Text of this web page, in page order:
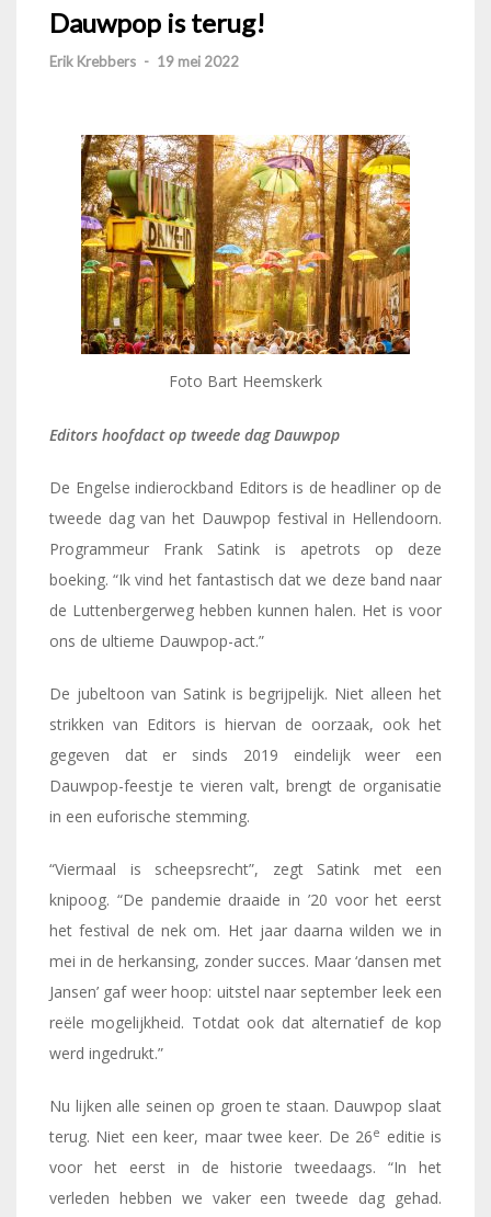
Dauwpop is terug!
Erik Krebbers - 19 mei 2022
Foto Bart Heemskerk
Editors hoofdact op tweede dag Dauwpop
De Engelse indierockband Editors is de headliner op de
tweede dag van het Dauwpop festival in Hellendoorn.
Programmeur Frank Satink is apetrots op deze
boeking. “Ik vind het fantastisch dat we deze band naar
de Luttenbergerweg hebben kunnen halen. Het is voor
ons de ultieme Dauwpop-act.”
De jubeltoon van Satink is begrijpelijk. Niet alleen het
strikken van Editors is hiervan de oorzaak, ook het
gegeven dat er sinds 2019 eindelijk weer een
Dauwpop-feestje te vieren valt, brengt de organisatie
in een euforische stemming.
“Viermaal is scheepsrecht”, zegt Satink met een
knipoog. “De pandemie draaide in ’20 voor het eerst
het festival de nek om. Het jaar daarna wilden we in
mei in de herkansing, zonder succes. Maar ‘dansen met
Jansen’ gaf weer hoop: uitstel naar september leek een
reële mogelijkheid. Totdat ook dat alternatief de kop
werd ingedrukt.”
Nu lijken alle seinen op groen te staan. Dauwpop slaat
terug. Niet een keer, maar twee keer. De 26e editie is
voor het eerst in de historie tweedaags. “In het
verleden hebben we vaker een tweede dag gehad.